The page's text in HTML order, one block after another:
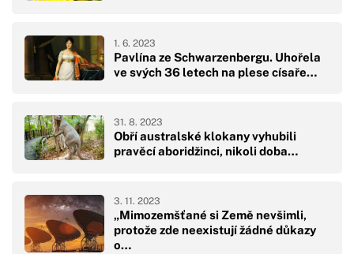
Pavlína ze Schwarzenbergu. Uhořela
ve svých 36 letech na plese císaře…
1. 6. 2023
Obří australské klokany vyhubili
pravěcí aboridžinci, nikoli doba…
31. 8. 2023
„Mimozemšťané si Země nevšimli,
protože zde neexistují žádné důkazy
o…
3. 11. 2023